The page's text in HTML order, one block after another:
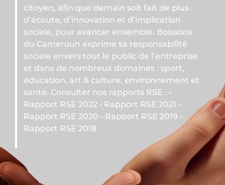
soit fait de plus
et d’implication
ensemble. Boissons
sa responsabilité
public de l’entreprise
domaines : sport,
environnement et
rapports RSE : •
RSE 2021 •
Rapport RSE 2019 •